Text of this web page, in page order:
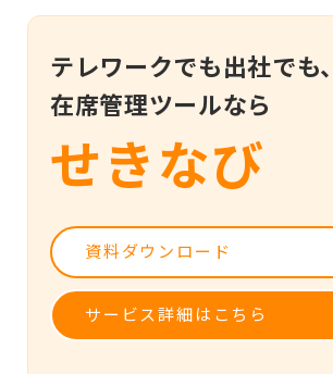
テレワークでも出社でも、
在席管理ツールなら
せきなび
資料ダウンロード
サービス詳細はこちら